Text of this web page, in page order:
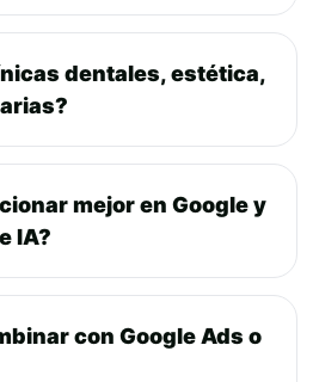
dentales, estética,
mejor en Google y
IA?
con Google Ads o